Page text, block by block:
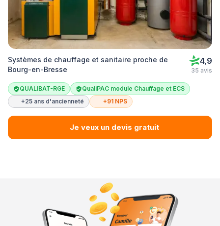
Systèmes de chauffage et sanitaire proche de
Bourg-en-Bresse
4,9
35 avis
QUALIBAT-RGE
QualiPAC module Chauffage et ECS
+25 ans d'ancienneté
+91 NPS
Je veux un devis gratuit